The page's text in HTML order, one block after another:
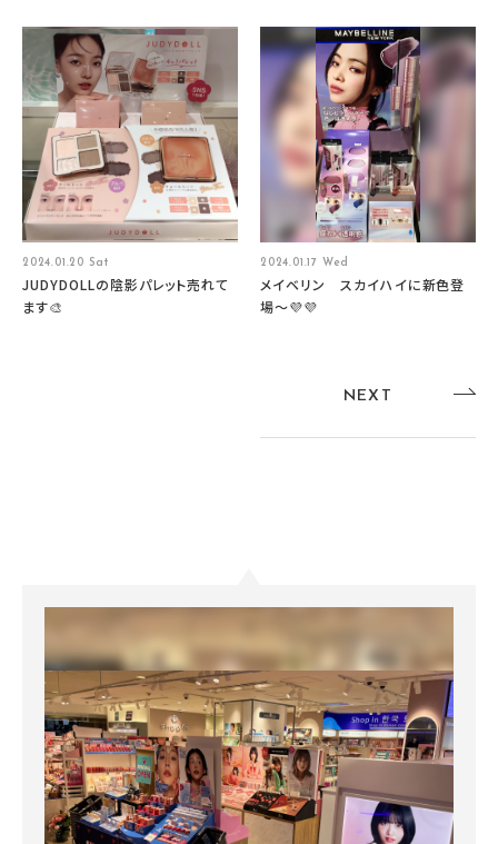
2024.01.20 Sat
JUDYDOLLの陰影パレット売れて
ます🎨
2024.01.17 Wed
メイベリン スカイハイに新色登
場〜💜💜
NEXT